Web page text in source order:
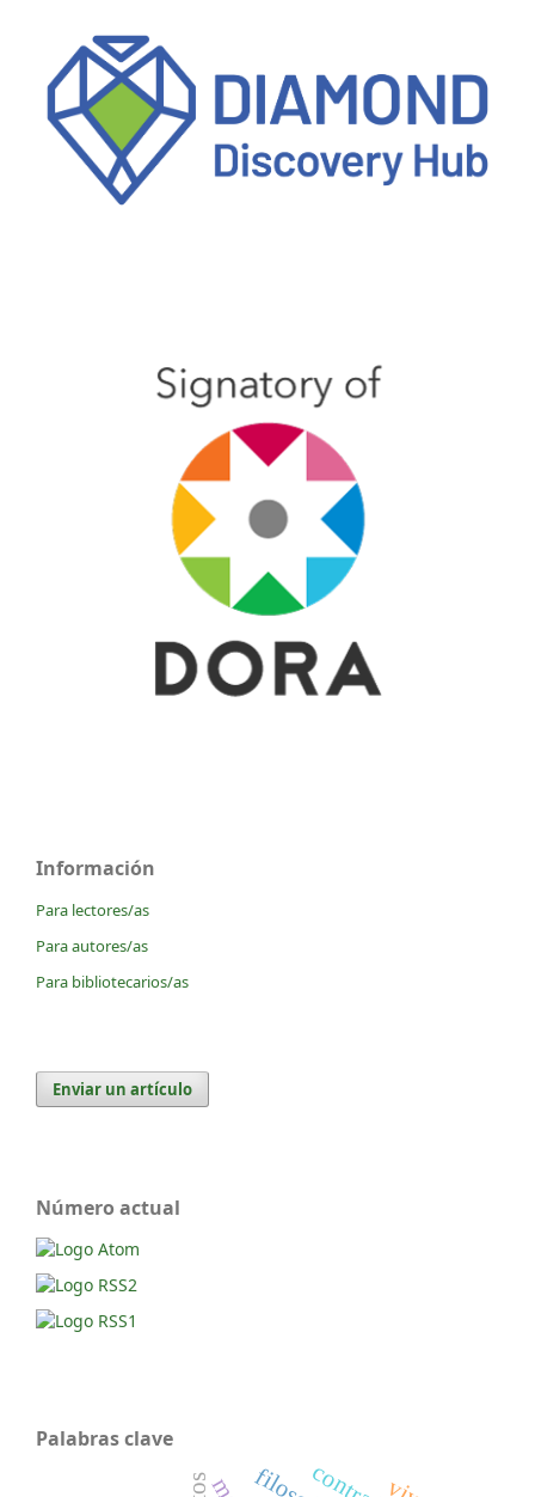
Información
Para lectores/as
Para autores/as
Para bibliotecarios/as
Enviar un artículo
Número actual
Palabras clave